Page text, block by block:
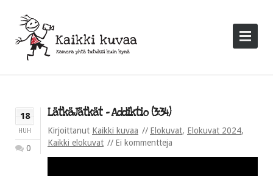
18
HUH
0
LätkäJätkät – Addiktio (3:34)
Kirjoittanut Kaikki kuvaa Elokuvat, Elokuvat 2024,
Kaikki elokuvat
Ei kommentteja